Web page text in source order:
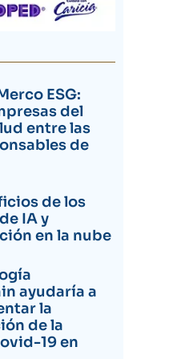
ESG:
del
entre las
de
de los
IA y
en la nube
ayudaría a
la
de la
19 en